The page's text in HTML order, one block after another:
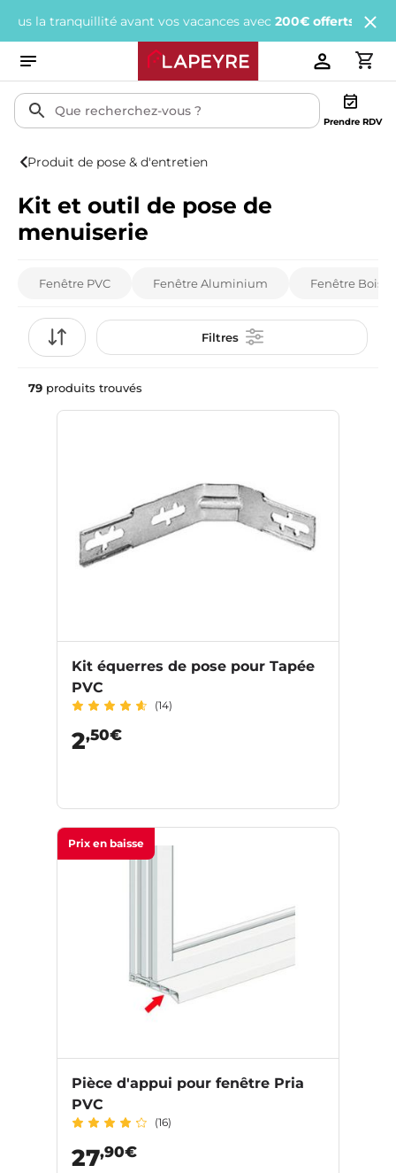
avant vos vacances avec200€ offertstous les 1 000€
Prendre RDV
Produit de pose & d'entretien
Kit et outil de pose de
menuiserie
Fenêtre PVC Fenêtre Aluminium Fenêtre Bois
Filtres
79 produits trouvés
Kit équerres de pose pour Tapée
PVC
(14)
2,50€
Prix en baisse
Pièce d'appui pour fenêtre Pria
PVC
(16)
27,90€